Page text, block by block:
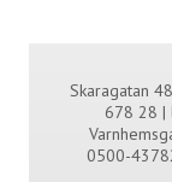
Skaragatan
678 28 |
0500-